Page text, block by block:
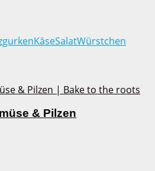
KäseSalatWürstchen
& Pilzen